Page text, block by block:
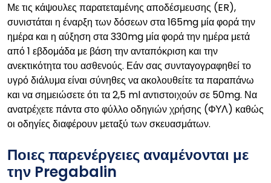
Με τις κάψουλες παρατεταμένης αποδέσμευσης (ER),
συνιστάται η έναρξη των δόσεων στα 165mg μία φορά την
ημέρα και η αύξηση στα 330mg μία φορά την ημέρα μετά
από 1 εβδομάδα με βάση την ανταπόκριση και την
ανεκτικότητα του ασθενούς. Εάν σας συνταγογραφηθεί το
υγρό διάλυμα είναι σύνηθες να ακολουθείτε τα παραπάνω
και να σημειώσετε ότι τα 2,5 ml αντιστοιχούν σε 50mg. Να
ανατρέχετε πάντα στο φύλλο οδηγιών χρήσης (ΦΥΛ) καθώς
οι οδηγίες διαφέρουν μεταξύ των σκευασμάτων.
Ποιες παρενέργειες αναμένονται με
την Pregabalin